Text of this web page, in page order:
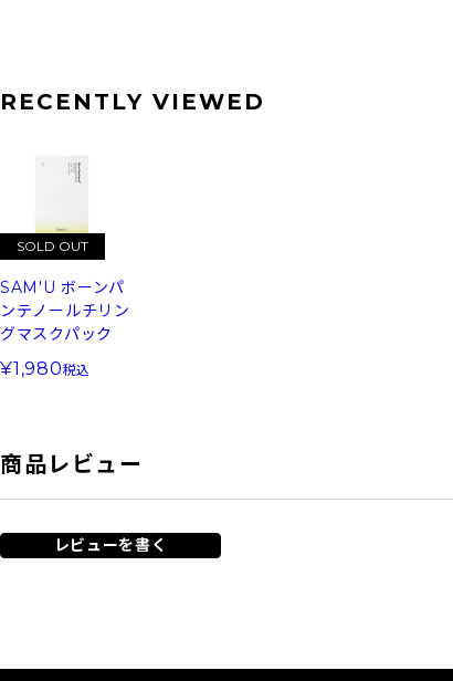
RECENTLY VIEWED
SOLD OUT
SAM'U ボーンパ
ンテノールチリン
グマスクパック
1,980税込
商品レビュー
レビューを書く